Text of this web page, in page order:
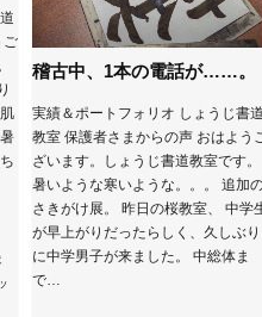
ご
稽古中、1本の電話が……。
実績＆ポートフォリオ しょうじ書道
教室 保護者さまからの声 おはよう
ざいます。しょうじ書道教室です。
暑いような寒いような。。。 追加
さきがけ展。 昨日の桜教室、 中学
が早上がりだったらしく、久しぶり
に中学男子が来ました。 中総体ま
で…